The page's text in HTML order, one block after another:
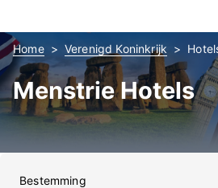
Home Verenigd Koninkrijk
Menstrie Hotels
Bestemming